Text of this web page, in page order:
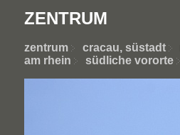
ZENTRUM
zentrum cracau, süstadt
am rhein
südliche vororte